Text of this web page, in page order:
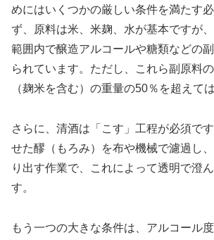
めにはいくつかの厳しい条件を満たす
ず、原料は米、米麹、水が基本ですが
範囲内で醸造アルコールや糖類などの
られています。ただし、これら副原料
（麹米を含む）の重量の50％を超えて
さらに、清酒は「こす」工程が必須で
せた醪（もろみ）を布や機械で濾過し
り出す作業で、これによって透明で澄
す。
もう一つの大きな条件は、アルコール